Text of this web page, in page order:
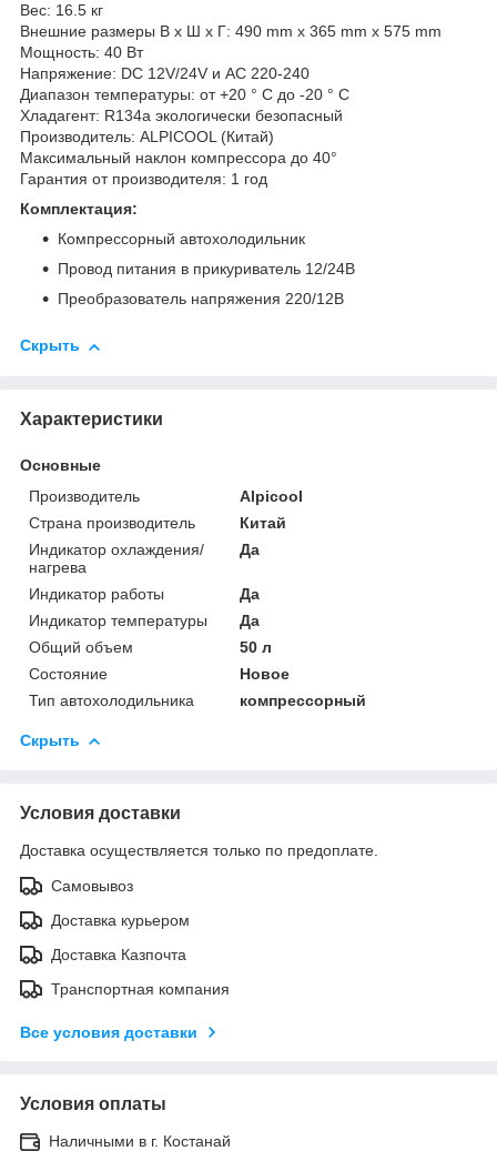
Вес: 16.5 кг
Внешние размеры В x Ш x Г: 490 mm х 365 mm х 575 mm
Мощность: 40 Вт
Напряжение: DC 12V/24V и AC 220-240
Диапазон температуры: от +20 ° C до -20 ° C
Хладагент: R134a экологически безопасный
Производитель: ALPICOOL (Китай)
Максимальный наклон компрессора до 40°
Гарантия от производителя: 1 год
Комплектация:
Компрессорный автохолодильник
Провод питания в прикуриватель 12/24В
Преобразователь напряжения 220/12В
Скрыть
Характеристики
Основные
Производитель
Alpicool
Страна производитель
Китай
Индикатор охлаждения/
нагрева
Да
Индикатор работы
Да
Индикатор температуры
Да
Общий объем
50 л
Состояние
Новое
Тип автохолодильника
компрессорный
Скрыть
Условия доставки
Доставка осуществляется только по предоплате.
Самовывоз
Доставка курьером
Доставка Казпочта
Транспортная компания
Все условия доставки
Условия оплаты
Наличными в г. Костанай